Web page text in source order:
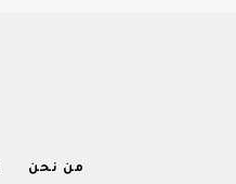
من نحن